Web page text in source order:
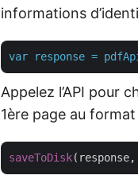
informations
var response =
Appelez l’API pour
1ère page au format
saveToDisk(response,